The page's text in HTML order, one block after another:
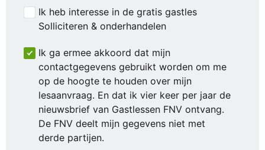
Ik heb interesse in de gratis gastles
Solliciteren & onderhandelen
Ik ga ermee akkoord dat mijn
contactgegevens gebruikt worden om me
op de hoogte te houden over mijn
lesaanvraag. En dat ik vier keer per jaar de
nieuwsbrief van Gastlessen FNV ontvang.
De FNV deelt mijn gegevens niet met
derde partijen.